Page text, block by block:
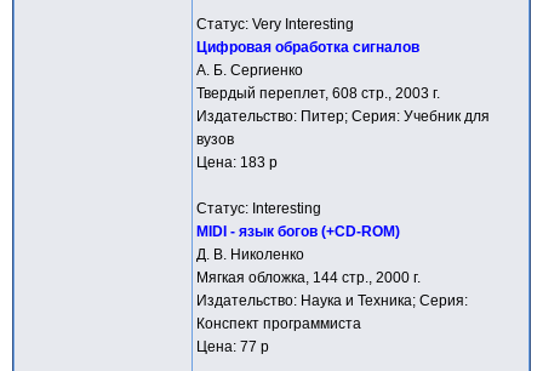
Статус: Very Interesting
Цифровая обработка сигналов
А. Б. Сергиенко
Твердый переплет, 608 стр., 2003 г.
Издательство: Питер; Серия: Учебник для
вузов
Цена: 183 р
Статус: Interesting
MIDI - язык богов (+CD-ROM)
Д. В. Николенко
Мягкая обложка, 144 стр., 2000 г.
Издательство: Наука и Техника; Серия:
Конспект программиста
Цена: 77 р